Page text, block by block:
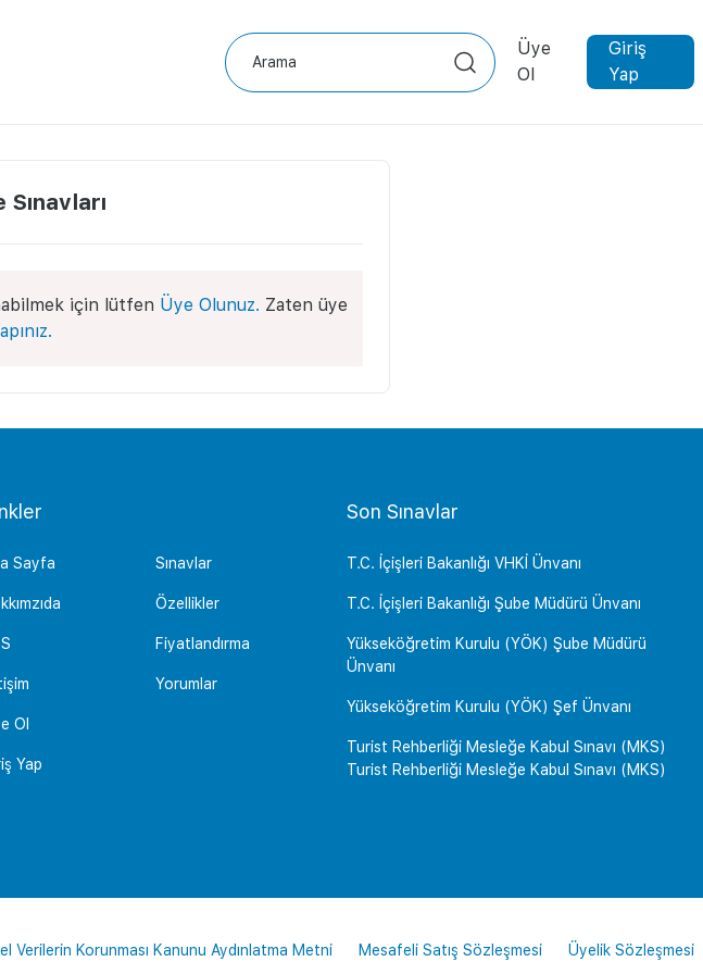
Üye
Ol
Giriş
Yap
için lütfen Üye Olunuz. Zaten üye
Sayfa
Ol
Yap
Sınavlar
Özellikler
Fiyatlandırma
Yorumlar
Son Sınavlar
T.C. İçişleri Bakanlığı VHKİ Ünvanı
T.C. İçişleri Bakanlığı Şube Müdürü Ünvanı
Yükseköğretim Kurulu (YÖK) Şube Müdürü
Ünvanı
Yükseköğretim Kurulu (YÖK) Şef Ünvanı
Turist Rehberliği Mesleğe Kabul Sınavı (MKS)
Turist Rehberliği Mesleğe Kabul Sınavı (MKS)
Verilerin Korunması Kanunu Aydınlatma Metni Mesafeli Satış Sözleşmesi Üyelik Sözleşmesi